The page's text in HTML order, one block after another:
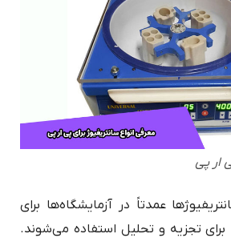
ار پی
عمدتاً در آزمایشگاه‌ها برای
برای تجزیه و تحلیل استفاده می‌شوند.